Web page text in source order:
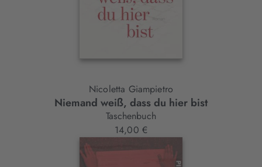
Nicoletta Giampietro
Niemand weiß, dass du hier bist
Taschenbuch
14,00 €